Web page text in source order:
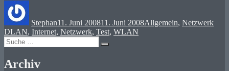
LAN
Alternative:
D-
LAN!“
Stephan11. Juni 200811. Juni 2008Allgemein, Netzwerk
DLAN, Internet, Netzwerk, Test, WLAN
Suche
nach:
Suchen
Archiv